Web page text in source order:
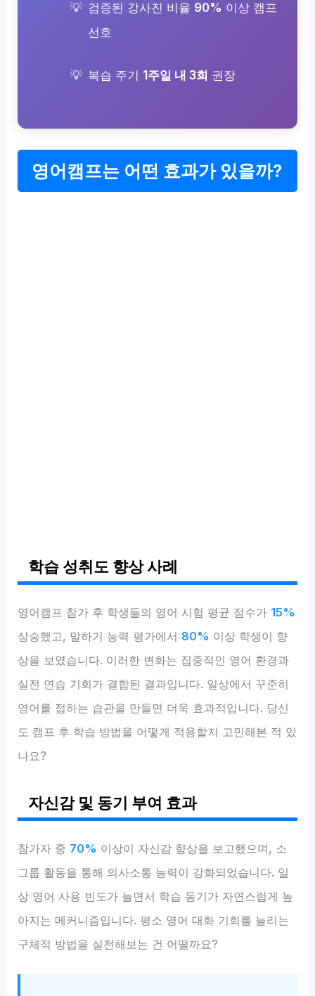
검증된 강사진 비율 90% 이상 캠프
선호
복습 주기 1주일 내 3회 권장
영어캠프는 어떤 효과가 있을까?
학습 성취도 향상 사례
영어캠프 참가 후 학생들의 영어 시험 평균 점수가 15%
상승했고, 말하기 능력 평가에서 80% 이상 학생이 향
상을 보였습니다. 이러한 변화는 집중적인 영어 환경과
실전 연습 기회가 결합된 결과입니다. 일상에서 꾸준히
영어를 접하는 습관을 만들면 더욱 효과적입니다. 당신
도 캠프 후 학습 방법을 어떻게 적용할지 고민해본 적 있
나요?
자신감 및 동기 부여 효과
참가자 중 70% 이상이 자신감 향상을 보고했으며, 소
그룹 활동을 통해 의사소통 능력이 강화되었습니다. 일
상 영어 사용 빈도가 늘면서 학습 동기가 자연스럽게 높
아지는 메커니즘입니다. 평소 영어 대화 기회를 늘리는
구체적 방법을 실천해보는 건 어떨까요?